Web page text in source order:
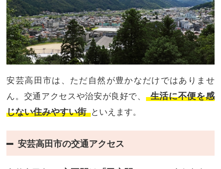
安芸高田市は、ただ自然が豊かなだけではありませ
ん。交通アクセスや治安が良好で、
生活に不便を感
じない住みやすい街
といえます。
安芸高田市の交通アクセス